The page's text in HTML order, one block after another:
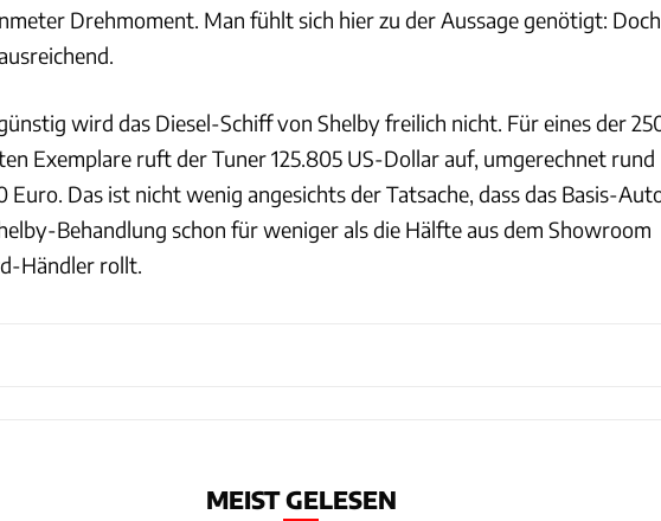
Drehmoment. Man fühlt sich hier zu der Aussage genötigt:
wird das Diesel-Schiff von Shelby freilich nicht. Für eines der
Exemplare ruft der Tuner 125.805 US-Dollar auf, umgerechnet rund
Euro. Das ist nicht wenig angesichts der Tatsache, dass das Basis-
Behandlung schon für weniger als die Hälfte aus dem Showroom
Händler rollt.
MEIST GELESEN